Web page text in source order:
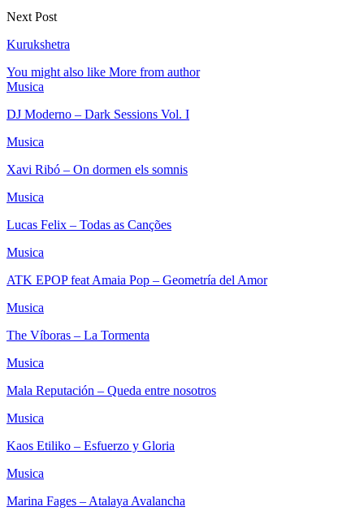
Next Post
Kurukshetra
You might also like More from author
Musica
DJ Moderno – Dark Sessions Vol. I
Musica
Xavi Ribó – On dormen els somnis
Musica
Lucas Felix – Todas as Canções
Musica
ATK EPOP feat Amaia Pop – Geometría del Amor
Musica
The Víboras – La Tormenta
Musica
Mala Reputación – Queda entre nosotros
Musica
Kaos Etiliko – Esfuerzo y Gloria
Musica
Marina Fages – Atalaya Avalancha